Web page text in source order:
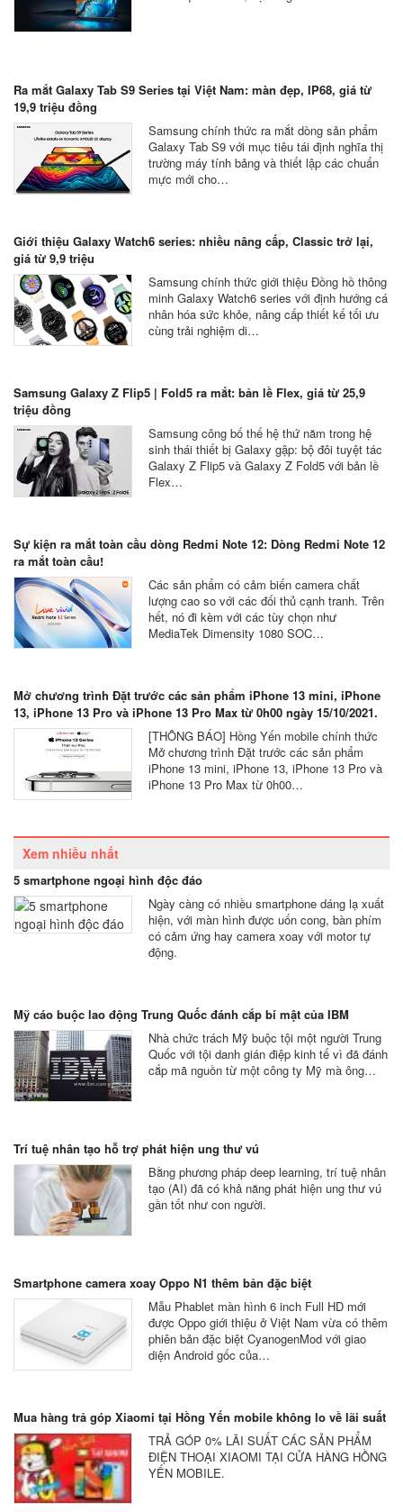
Ra mắt Galaxy Tab S9 Series tại Việt Nam: màn đẹp, IP68, giá từ
19,9 triệu đồng
Samsung chính thức ra mắt dòng sản phẩm
Galaxy Tab S9 với mục tiêu tái định nghĩa thị
trường máy tính bảng và thiết lập các chuẩn
mực mới cho…
Giới thiệu Galaxy Watch6 series: nhiều nâng cấp, Classic trở lại,
giá từ 9,9 triệu
Samsung chính thức giới thiệu Đồng hồ thông
minh Galaxy Watch6 series với định hướng cá
nhân hóa sức khỏe, nâng cấp thiết kế tối ưu
cùng trải nghiệm di…
Samsung Galaxy Z Flip5 | Fold5 ra mắt: bản lề Flex, giá từ 25,9
triệu đồng
Samsung công bố thế hệ thứ năm trong hệ
sinh thái thiết bị Galaxy gập: bộ đôi tuyệt tác
Galaxy Z Flip5 và Galaxy Z Fold5 với bản lề
Flex…
Sự kiện ra mắt toàn cầu dòng Redmi Note 12: Dòng Redmi Note 12
ra mắt toàn cầu!
Các sản phẩm có cảm biến camera chất
lượng cao so với các đối thủ cạnh tranh. Trên
hết, nó đi kèm với các tùy chọn như
MediaTek Dimensity 1080 SOC…
Mở chương trình Đặt trước các sản phẩm iPhone 13 mini, iPhone
13, iPhone 13 Pro và iPhone 13 Pro Max từ 0h00 ngày 15/10/2021.
[THÔNG BÁO] Hồng Yến mobile chính thức
Mở chương trình Đặt trước các sản phẩm
iPhone 13 mini, iPhone 13, iPhone 13 Pro và
iPhone 13 Pro Max từ 0h00…
Xem nhiều nhất
5 smartphone ngoại hình độc đáo
Ngày càng có nhiều smartphone dáng lạ xuất
hiện, với màn hình được uốn cong, bàn phím
có cảm ứng hay camera xoay với motor tự
động.
Mỹ cáo buộc lao động Trung Quốc đánh cắp bí mật của IBM
Nhà chức trách Mỹ buộc tội một người Trung
Quốc với tội danh gián điệp kinh tế vì đã đánh
cắp mã nguồn từ một công ty Mỹ mà ông…
Trí tuệ nhân tạo hỗ trợ phát hiện ung thư vú
Bằng phương pháp deep learning, trí tuệ nhân
tạo (AI) đã có khả năng phát hiện ung thư vú
gần tốt như con người.
Smartphone camera xoay Oppo N1 thêm bản đặc biệt
Mẫu Phablet màn hình 6 inch Full HD mới
được Oppo giới thiệu ở Việt Nam vừa có thêm
phiên bản đặc biệt CyanogenMod với giao
diện Android gốc của…
Mua hàng trả góp Xiaomi tại Hồng Yến mobile không lo về lãi suất
TRẢ GÓP 0% LÃI SUẤT CÁC SẢN PHẨM
ĐIỆN THOẠI XIAOMI TẠI CỬA HÀNG HỒNG
YẾN MOBILE.